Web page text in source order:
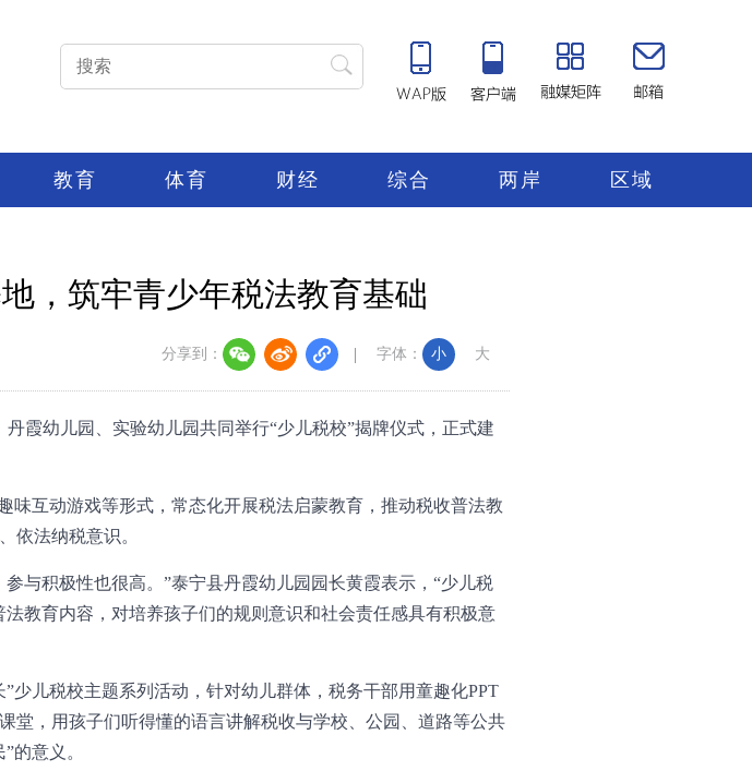
教育 体育 财经 综合 两岸 区域
，筑牢青少年税法教育基础
分享到： 字体： 小 大
霞幼儿园、实验幼儿园共同举行“少儿税校”揭牌仪式，正式建
味互动游戏等形式，常态化开展税法启蒙教育，推动税收普法教
依法纳税意识。
与积极性也很高。”泰宁县丹霞幼儿园园长黄霞表示，“少儿税
教育内容，对培养孩子们的规则意识和社会责任感具有积极意
少儿税校主题系列活动，针对幼儿群体，税务干部用童趣化PPT
堂，用孩子们听得懂的语言讲解税收与学校、公园、道路等公共
的意义。